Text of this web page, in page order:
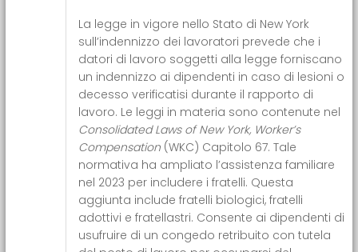
La legge in vigore nello Stato di New York
sull’indennizzo dei lavoratori prevede che i
datori di lavoro soggetti alla legge forniscano
un indennizzo ai dipendenti in caso di lesioni o
decesso verificatisi durante il rapporto di
lavoro. Le leggi in materia sono contenute nel
Consolidated Laws of New York, Worker’s
Compensation (WKC) Capitolo 67. Tale
normativa ha ampliato l’assistenza familiare
nel 2023 per includere i fratelli. Questa
aggiunta include fratelli biologici, fratelli
adottivi e fratellastri. Consente ai dipendenti di
usufruire di un congedo retribuito con tutela